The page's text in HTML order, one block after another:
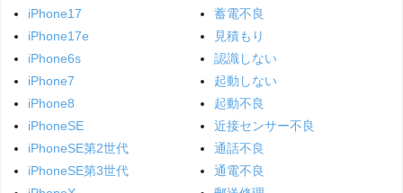
iPhone17
iPhone17e
iPhone6s
iPhone7
iPhone8
iPhoneSE
iPhoneSE第2世代
iPhoneSE第3世代
蓄電不良
見積もり
認識しない
起動しない
起動不良
近接センサー不良
通話不良
通電不良